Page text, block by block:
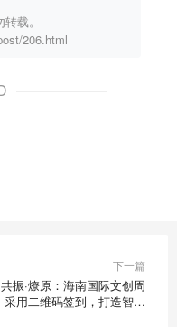
载。
206.html
下一篇
共振·燎原：海南国际文创周
采用二维码签到，打造智慧
活动体验